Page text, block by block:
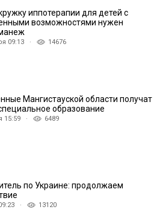
иппотерапии для детей с
возможностями нужен
09:13 · 14676
Мангистауской области получат
образование
15:59 · 6489
по Украине: продолжаем
· 13120